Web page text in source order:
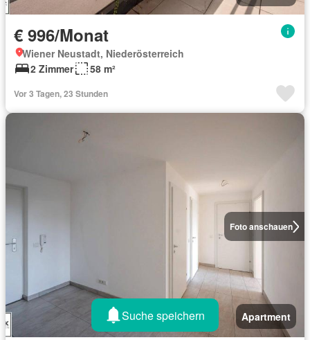
€ 996/Monat
Wiener Neustadt, Niederösterreich
2 Zimmer
58 m²
Vor 3 Tagen, 23 Stunden
Foto anschauen
Apartment
Suche speichern